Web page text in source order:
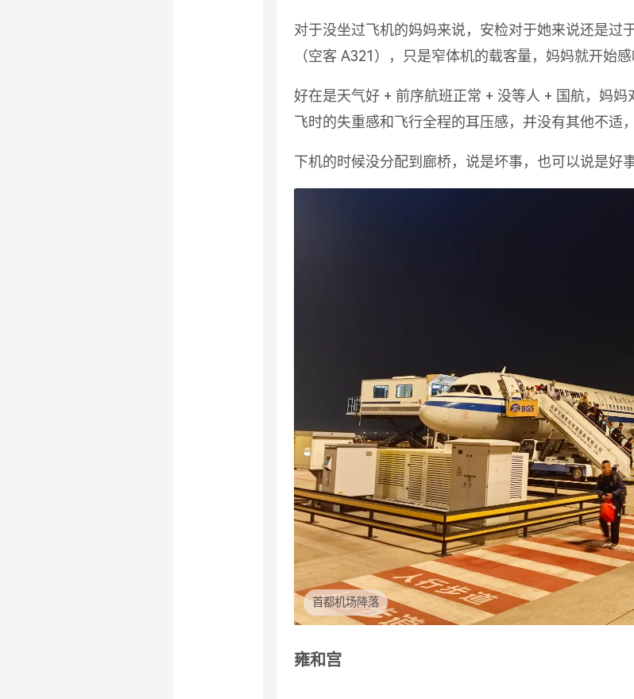
对于没坐过飞机的妈妈来说，安检对于她来说还是过
（空客 A321），只是窄体机的载客量，妈妈就开始感
好在是天气好 + 前序航班正常 + 没等人 + 国航，妈
飞时的失重感和飞行全程的耳压感，并没有其他不适
下机的时候没分配到廊桥，说是坏事，也可以说是好
首都机场降落
雍和宫